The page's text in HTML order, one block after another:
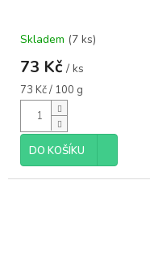
Skladem (7 ks)
73 Kč / ks
Měrná
cena:
73 Kč / 100 g
DO KOŠÍKU